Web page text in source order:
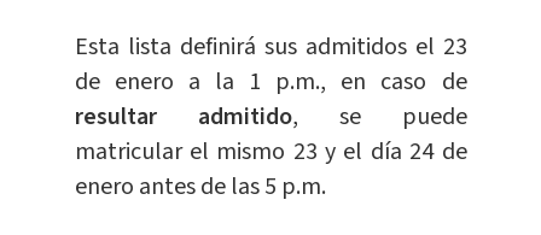
Esta lista definirá sus admitidos el 23
de enero a la 1 p.m., en caso de
resultar admitido, se puede
matricular el mismo 23 y el día 24 de
enero antes de las 5 p.m.